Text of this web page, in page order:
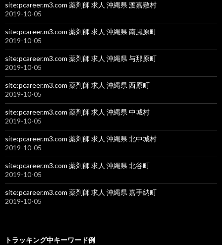
site:pcareer.m3.com 薬剤師 求人 沖縄県 渡嘉敷村
2019-10-05
site:pcareer.m3.com 薬剤師 求人 沖縄県 南風原町
2019-10-05
site:pcareer.m3.com 薬剤師 求人 沖縄県 与那原町
2019-10-05
site:pcareer.m3.com 薬剤師 求人 沖縄県 西原町
2019-10-05
site:pcareer.m3.com 薬剤師 求人 沖縄県 中城村
2019-10-05
site:pcareer.m3.com 薬剤師 求人 沖縄県 北中城村
2019-10-05
site:pcareer.m3.com 薬剤師 求人 沖縄県 北谷町
2019-10-05
site:pcareer.m3.com 薬剤師 求人 沖縄県 嘉手納町
2019-10-05
トラッキング中キーワード例